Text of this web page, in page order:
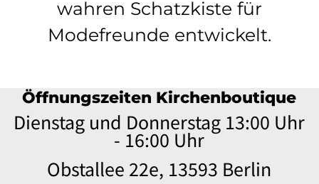
wahren Schatzkiste für
Modefreunde entwickelt.
Öffnungszeiten Kirchenboutique
Dienstag und Donnerstag 13:00 Uhr
- 16:00 Uhr
Obstallee 22e, 13593 Berlin